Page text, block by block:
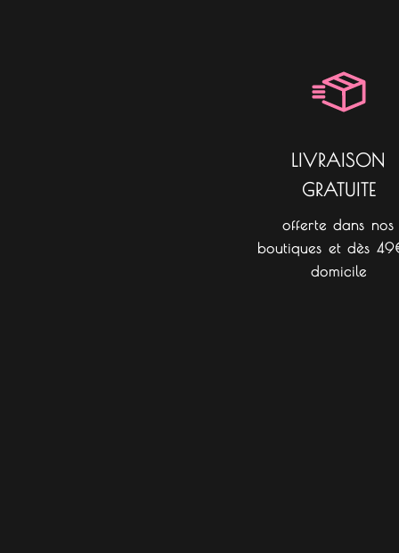
LIVRAISON
GRATUITE
offerte dans nos
boutiques et dès
domicile